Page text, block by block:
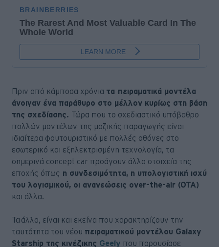
Πριν από κάμποσα χρόνια τα πειραματικά μοντέλα
άνοιγαν ένα παράθυρο στο μέλλον κυρίως στη βάση
της σχεδίασης. Τώρα που το σχεδιαστικό υπόβαθρο
πολλών μοντέλων της μαζικής παραγωγής είναι
ιδιαίτερα φουτουριστικό με πολλές οθόνες στο
εσωτερικό και εξηλεκτρισμένη τεχνολογία, τα
σημερινά concept car προάγουν άλλα στοιχεία της
εποχής όπως η συνδεσιμότητα, η υπολογιστική ισχύ
του λογισμικού, οι ανανεώσεις over-the-air (OTA)
και άλλα.
Τα άλλα, είναι και εκείνα που χαρακτηρίζουν την
ταυτότητα του νέου πειραματικού μοντέλου Galaxy
Starship της κινέζικης Geely που παρουσίασε